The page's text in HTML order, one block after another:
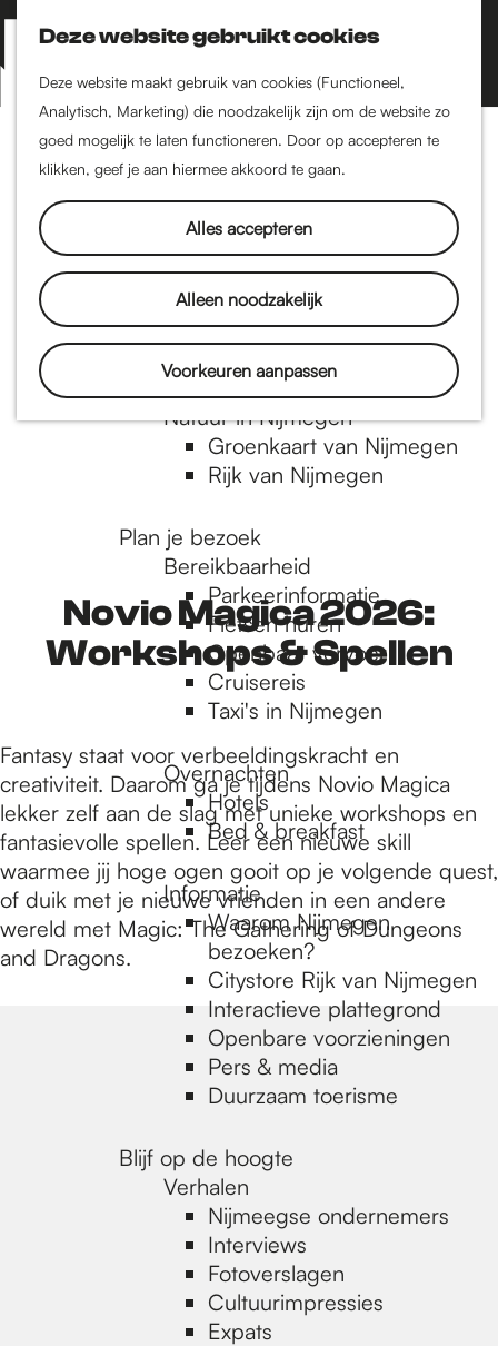
Deze website gebruikt cookies
Deze website maakt gebruik van cookies (Functioneel,
Analytisch, Marketing) die noodzakelijk zijn om de website zo
goed mogelijk te laten functioneren. Door op accepteren te
klikken, geef je aan hiermee akkoord te gaan.
Alles accepteren
Alleen noodzakelijk
Voorkeuren aanpassen
Z
o
e
k
e
K
a
a
r
t
M
e
n
Nijmegen-Nieuw-West
Dukenburg
Lindenholt
Historie
De oudste stad van
Nederland
Historische tijdlijn
Romeinse Limes
Vrede van Nijmegen
Penning
Natuur in Nijmegen
Groenkaart van Nijmegen
Rijk van Nijmegen
Plan je bezoek
Bereikbaarheid
Parkeerinformatie
Fietsen huren
Openbaar vervoer
Cruisereis
Taxi's in Nijmegen
Overnachten
Hotels
Bed & breakfast
Informatie
Waarom Nijmegen
bezoeken?
Citystore Rijk van Nijmegen
Interactieve plattegrond
Openbare voorzieningen
Pers & media
Duurzaam toerisme
Blijf op de hoogte
Verhalen
Nijmeegse ondernemers
Interviews
Fotoverslagen
Cultuurimpressies
Expats
Novio Magica 2026:
Workshops & Spellen
Fantasy staat voor verbeeldingskracht en
creativiteit. Daarom ga je tijdens Novio Magica
lekker zelf aan de slag met unieke workshops en
fantasievolle spellen. Leer een nieuwe skill
waarmee jij hoge ogen gooit op je volgende quest,
of duik met je nieuwe vrienden in een andere
wereld met Magic: The Gathering of Dungeons
and Dragons.